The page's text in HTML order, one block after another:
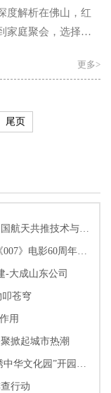
度解析在佛山，红
家庭聚会，选择一
需求。佛山作..
更多>
尾页
-大成山东公司
叩苍穹
用
掀起城市热潮
行动